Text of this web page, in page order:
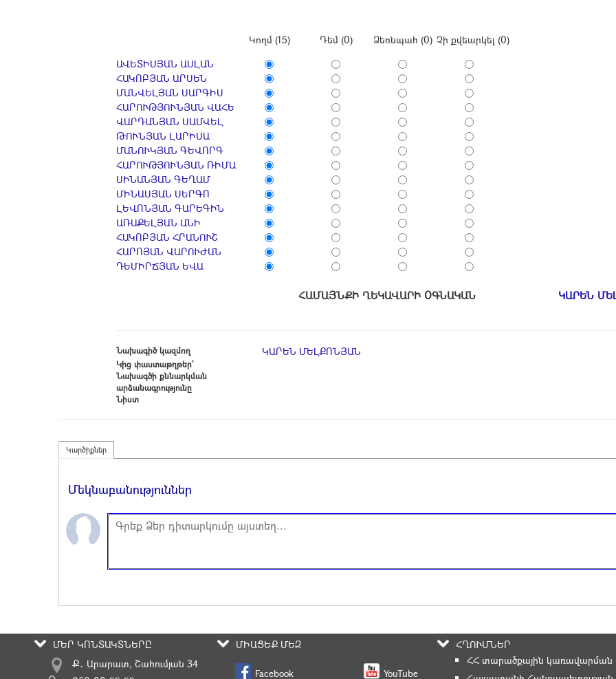
Կողմ (15) Դեմ (0) Ձեռնպահ (0) Չի քվեարկել (0)
ԱՎԵՏԻՍՅԱՆ ԱՍԼԱՆ
ՀԱԿՈԲՅԱՆ ԱՐՍԵՆ
ՄԱՆՎԵԼՅԱՆ ՍԱՐԳԻՍ
ՀԱՐՈՒԹՅՈՒՆՅԱՆ ՎԱՀԵ
ՎԱՐԴԱՆՅԱՆ ՍԱՄՎԵԼ
ԹՈՒՆՅԱՆ ԼԱՐԻՍԱ
ՄԱՆՈՒԿՅԱՆ ԳԵՎՈՐԳ
ՀԱՐՈՒԹՅՈՒՆՅԱՆ ՌԻՄԱ
ՍԻՆԱՆՅԱՆ ԳԵՂԱՄ
ՄԻՆԱՍՅԱՆ ՍԵՐԳՈ
ԼԵՎՈՆՅԱՆ ԳԱՐԵԳԻՆ
ԱՌԱՔԵԼՅԱՆ ԱՆԻ
ՀԱԿՈԲՅԱՆ ՀՐԱՆՈՒՇ
ՀԱՐՈՅԱՆ ՎԱՐՈՒԺԱՆ
ԴԵՄԻՐՃՅԱՆ ԵՎԱ
ՀԱՄԱՅՆՔԻ ՂԵԿԱՎԱՐԻ ՕԳՆԱԿԱՆ ԿԱՐԵՆ
Նախագիծ կազմող ԿԱՐԵՆ ՄԵԼՔՈՆՅԱՆ
Կից փաստաթղթեր՝
Նախագծի քննարկման
արձանագրությունը
Նիստ
Կարծիքներ
Մեկնաբանություններ
ՄԵՐ ԿՈՆՏԱԿՏՆԵՐԸ ՄԻԱՑԵՔ ՄԵԶ
ՀՂՈՒՄՆԵՐ
Ք․ Արարատ, Շահումյան 34
Facebook YouTube
ՀՀ տարածքային կառավարման